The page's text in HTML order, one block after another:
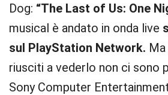
Dog: “The Last of Us: One
musical è andato in onda live
sul PlayStation Network.
riusciti a vederlo non ci sono
Sony Computer